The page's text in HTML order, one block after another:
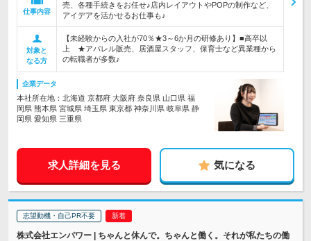
仕事内容
売、各種手続きをお任せ♪店内レイアウトやPOPの制作など、
アイデアを活かせるお仕事も♪
対象と
なる方
【未経験からの入社が70％★3～6か月の研修あり】■高卒以
上 ★アパレル販売、居酒屋スタッフ、保育士など異業種から
の転職者が多数♪
企業データ
本社所在地：北海道 京都府 大阪府 奈良県 山口県 福
岡県 熊本県 宮城県 埼玉県 東京都 神奈川県 岐阜県 静
岡県 愛知県 三重県
求人詳細を見る 気になる
志望動機・自己PR不要
株式会社エンパワー | ちゃんと休んで。ちゃんと働く。それが私たちの働